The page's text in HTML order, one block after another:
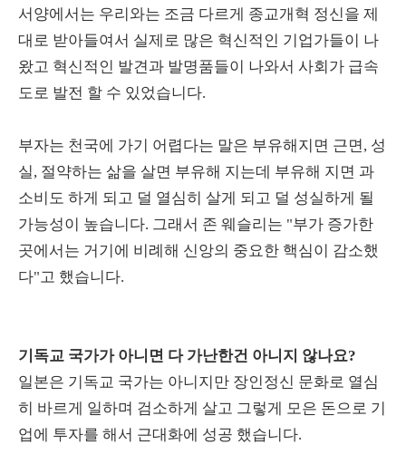
서양에서는 우리와는 조금 다르게 종교개혁 정신을 제
대로 받아들여서 실제로 많은 혁신적인 기업가들이 나
왔고 혁신적인 발견과 발명품들이 나와서 사회가 급속
도로 발전 할 수 있었습니다.
부자는 천국에 가기 어렵다는 말은 부유해지면 근면, 성
실, 절약하는 삶을 살면 부유해 지는데 부유해 지면 과
소비도 하게 되고 덜 열심히 살게 되고 덜 성실하게 될
가능성이 높습니다. 그래서 존 웨슬리는 "부가 증가한
곳에서는 거기에 비례해 신앙의 중요한 핵심이 감소했
다"고 했습니다.
기독교 국가가 아니면 다 가난한건 아니지 않나요?
일본은 기독교 국가는 아니지만 장인정신 문화로 열심
히 바르게 일하며 검소하게 살고 그렇게 모은 돈으로 기
업에 투자를 해서 근대화에 성공 했습니다.